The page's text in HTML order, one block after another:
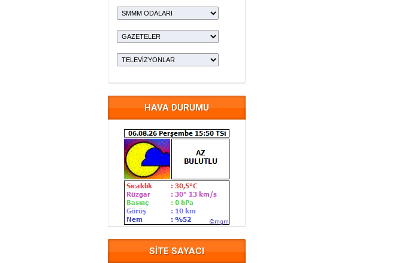
HAVA DURUMU
SİTE SAYACI